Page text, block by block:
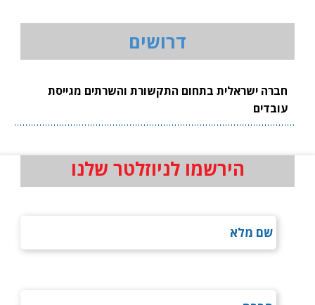
דרושים
חברה ישראלית בתחום התקשורת והשרתים מגייסת
עובדים
הירשמו לניוזלטר שלנו